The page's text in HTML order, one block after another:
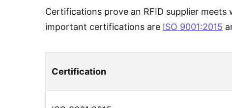
Certifications prove an RFID supplier
important certifications are ISO 9001:2015
Certification